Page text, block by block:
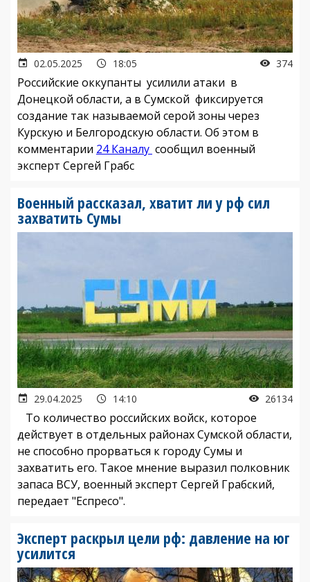
02.05.2025 18:05 374
Российские оккупанты усилили атаки в
Донецкой области, а в Сумской фиксируется
создание так называемой серой зоны через
Курскую и Белгородскую области. Об этом в
комментарии 24 Каналу сообщил военный
эксперт Сергей Грабс
Военный рассказал, хватит ли у рф сил
захватить Сумы
29.04.2025 14:10 26134
То количество российских войск, которое
действует в отдельных районах Сумской области,
не способно прорваться к городу Сумы и
захватить его. Такое мнение выразил полковник
запаса ВСУ, военный эксперт Сергей Грабский,
передает "Еспресо".
Эксперт раскрыл цели рф: давление на юг
усилится